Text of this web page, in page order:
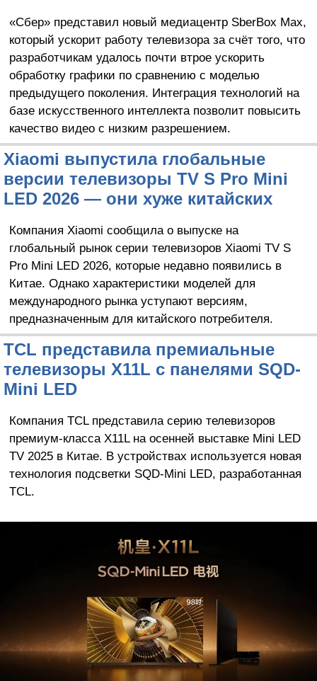
«Сбер» представил новый медиацентр SberBox Max,
который ускорит работу телевизора за счёт того, что
разработчикам удалось почти втрое ускорить
обработку графики по сравнению с моделью
предыдущего поколения. Интеграция технологий на
базе искусственного интеллекта позволит повысить
качество видео с низким разрешением.
Xiaomi выпустила глобальные
версии телевизоры TV S Pro Mini
LED 2026 — они хуже китайских
Компания Xiaomi сообщила о выпуске на
глобальный рынок серии телевизоров Xiaomi TV S
Pro Mini LED 2026, которые недавно появились в
Китае. Однако характеристики моделей для
международного рынка уступают версиям,
предназначенным для китайского потребителя.
TCL представила премиальные
телевизоры X11L с панелями SQD-
Mini LED
Компания TCL представила серию телевизоров
премиум-класса X11L на осенней выставке Mini LED
TV 2025 в Китае. В устройствах используется новая
технология подсветки SQD-Mini LED, разработанная
TCL.